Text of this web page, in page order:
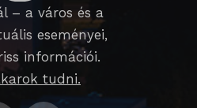
– a város és a
eseményei,
információi.
tudni.